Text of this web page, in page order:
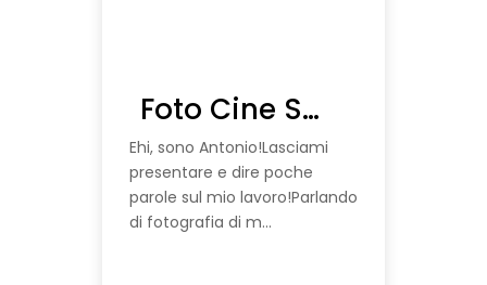
Foto Cine Scali
Ehi, sono Antonio!Lasciami
presentare e dire poche
parole sul mio lavoro!Parlando
di fotografia di m...